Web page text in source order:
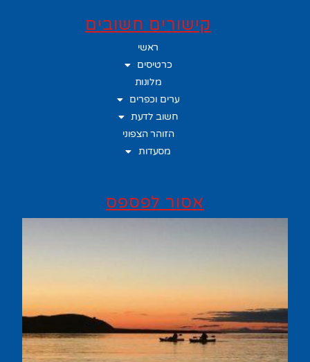
קישורים חשובים
ראשי
כרטיסים
מלונות
ערים וכפרים
חשוב לדעת
הזוהר הצפוני
מסעדות
אסור לפספס